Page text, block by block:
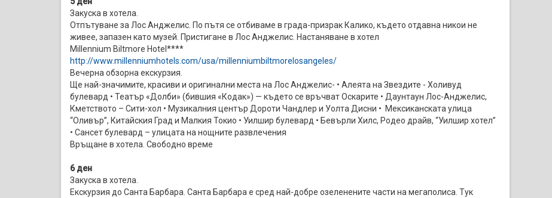
Закуска в хотела.
Отпътуване за Лос Анджелис. По пътя се отбиваме в града-призрак Калико, където отдавна никои не
живее, запазен като музей. Пристигане в Лос Анджелис. Настаняване в хотел
Millennium Biltmore Hotel****
http://www.millenniumhotels.com/usa/millenniumbiltmorelosangeles/
Вечерна обзорна екскурзия.
Ще най-значимите, красиви и оригинални места на Лос Анджелис- • Алеята на Звездите - Холивуд
булевард • Театър «Долби» (бившия «Кодак») — където се връчват Оскарите • Даунтаун Лос-Анджелис,
Кметството – Сити-хол • Музикалния център Дороти Чандлер и Уолта Дисни • Мексиканската улица
“Оливър”, Китайския Град и Малкия Токио • Уилшир булевард • Бевърли Хилс, Родео драйв, “Уилшир хотел”
• Сансет булевард – улицата на нощните развлечения
Връщане в хотела. Свободно време
6 ден
Закуска в хотела.
Екскурзия до Санта Барбара. Санта Барбара е сред най-добре озеленените части на мегаполиса. Тук